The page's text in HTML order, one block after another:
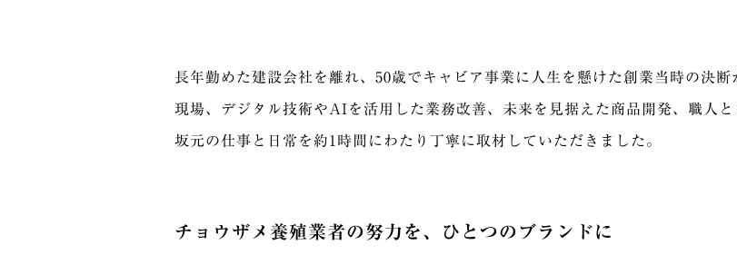
長年勤めた建設会社を離れ、50歳でキャビア事業に人生を懸けた創業当時の決
現場、デジタル技術やAIを活用した業務改善、未来を見据えた商品開発、職人
坂元の仕事と日常を約1時間にわたり丁寧に取材していただきました。
チョウザメ養殖業者の努力を、ひとつのブランドに